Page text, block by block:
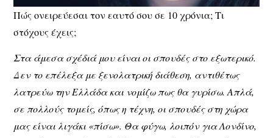
Πώς ονειρεύεσαι τον εαυτό σου σε 10 χρόνια; Τι
στόχους έχεις;
Στα άμεσα σχέδιά μου είναι οι σπουδές στο εξωτερικό.
Δεν το επέλεξα με ξενολατρική διάθεση, αντιθέτως
λατρεύω την Ελλάδα και νομίζω πως θα γυρίσω. Απλά,
σε πολλούς τομείς, όπως η τέχνη, οι σπουδές στη χώρα
μας είναι λιγάκι «πίσω». Θα φύγω, λοιπόν για Λονδίνο,